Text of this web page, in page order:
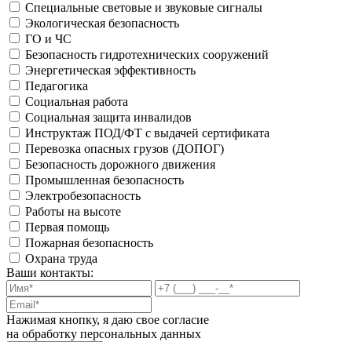
Специальные световые и звуковые сигналы
Экологическая безопасность
ГО и ЧС
Безопасность гидротехнических сооружений
Энергетическая эффективность
Педагогика
Социальная работа
Социальная защита инвалидов
Инструктаж ПОД/ФТ с выдачей сертификата
Перевозка опасных грузов (ДОПОГ)
Безопасность дорожного движения
Промышленная безопасность
Электробезопасность
Работы на высоте
Первая помощь
Пожарная безопасность
Охрана труда
Ваши контакты:
Нажимая кнопку, я даю свое согласие
на обработку персональных данных